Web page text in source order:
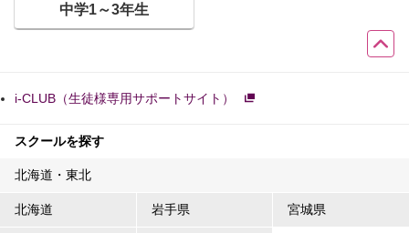
中学1～3年生
i-CLUB（生徒様専用サポートサイト）
スクールを探す
北海道・東北
北海道 岩手県 宮城県